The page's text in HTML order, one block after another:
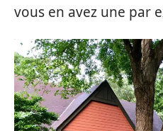
vous en avez une par